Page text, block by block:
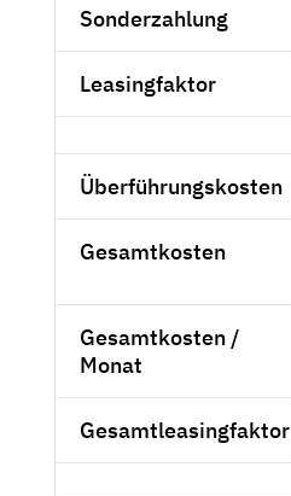
Sonderzahlung
Leasingfaktor
Überführungskosten
Gesamtkosten
Gesamtkosten /
Monat
Gesamtleasingfaktor